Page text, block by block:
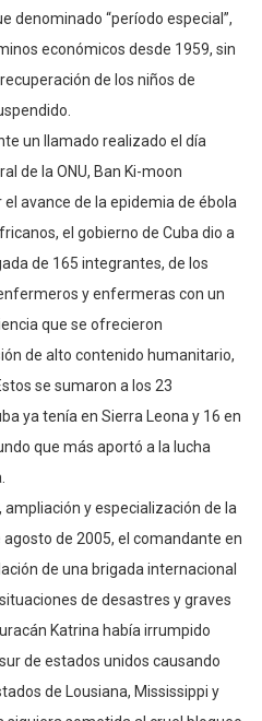
denominado “período especial”,
económicos desde 1959, sin
de los niños de
un llamado realizado el día
de la ONU, Ban Ki-moon
avance de la epidemia de ébola
el gobierno de Cuba dio a
de 165 integrantes, de los
y enfermeras con un
que se ofrecieron
de alto contenido humanitario,
se sumaron a los 23
ya tenía en Sierra Leona y 16 en
que más aportó a la lucha
y especialización de la
de 2005, el comandante en
de una brigada internacional
de desastres y graves
Katrina había irrumpido
de estados unidos causando
de Lousiana, Mississippi y